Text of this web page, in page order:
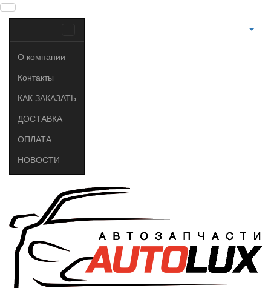
О компании
Контакты
КАК ЗАКАЗАТЬ
ДОСТАВКА
ОПЛАТА
НОВОСТИ